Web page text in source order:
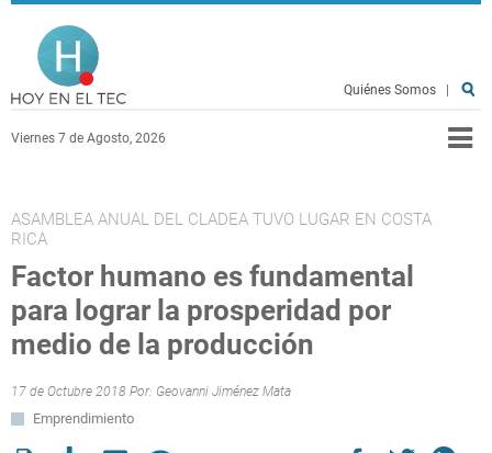
Pasar al contenido principal
Viernes 7 de Agosto, 2026
Quiénes Somos
ASAMBLEA ANUAL DEL CLADEA TUVO LUGAR EN COSTA
RICA
Factor humano es fundamental
para lograr la prosperidad por
medio de la producción
17 de Octubre 2018 Por: Geovanni Jiménez Mata
Emprendimiento